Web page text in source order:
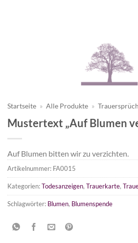
Startseite » Alle Produkte »
Mustertext „Auf Blumen
Auf Blumen bitten wir zu verzichten.
Artikelnummer: FA0015
Kategorien:Todesanzeigen, Trauerkarte,
Schlagwörter: Blumen, Blumenspende